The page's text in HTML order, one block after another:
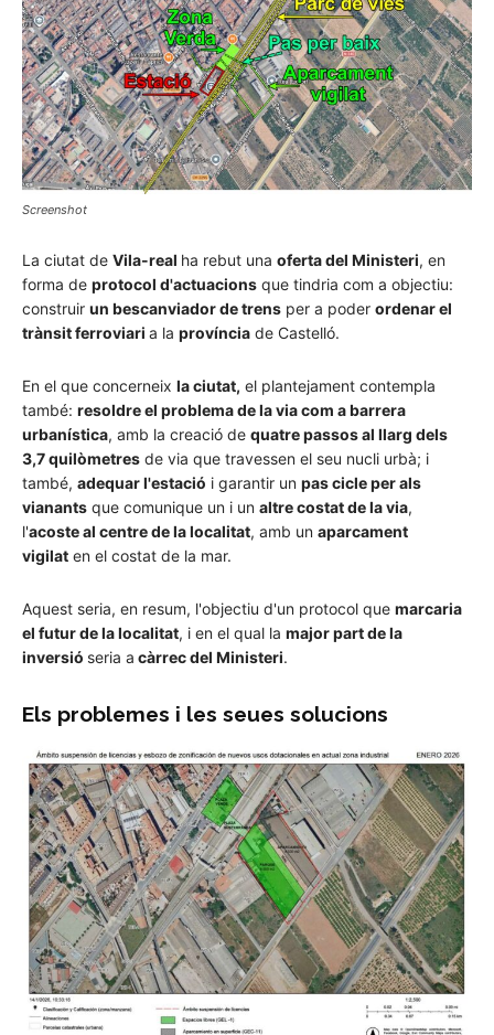
Screenshot
La ciutat de Vila-real ha rebut una oferta del Ministeri, en
forma de protocol d'actuacions que tindria com a objectiu:
construir un bescanviador de trens per a poder ordenar el
trànsit ferroviari a la província de Castelló.
En el que concerneix la ciutat, el plantejament contempla
també: resoldre el problema de la via com a barrera
urbanística, amb la creació de quatre passos al llarg dels
3,7 quilòmetres de via que travessen el seu nucli urbà; i
també, adequar l'estació i garantir un pas cicle per als
vianants que comunique un i un altre costat de la via,
l'acoste al centre de la localitat, amb un aparcament
vigilat en el costat de la mar.
Aquest seria, en resum, l'objectiu d'un protocol que marcaria
el futur de la localitat, i en el qual la major part de la
inversió seria a càrrec del Ministeri.
Els problemes i les seues solucions